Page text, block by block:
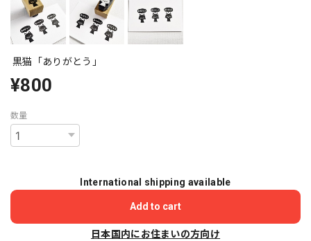
黒猫「ありがとう」
¥800
数量
International shipping available
Add to cart
日本国内にお住まいの方向け